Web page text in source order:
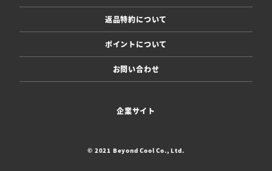
返品特約について
ポイントについて
お問い合わせ
企業サイト
© 2021 Beyond Cool Co., Ltd.